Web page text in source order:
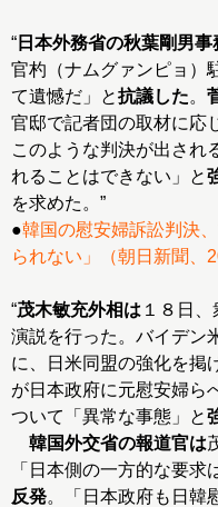
“ 日本外務省の秋葉剛男事
官杓（ナムグァンピョ）
て遺憾だ」と抗議した。
官邸で記者団の取材に応
このような判決が出され
れることはできない」と
を求めた。”
●韓国の慰安婦訴訟判決
られない」（朝日新聞、
“茂木敏充外相は １８日
演説を行った。バイデン
に、日米同盟の強化を掲
が日本政府に元慰安婦ら
ついて「異常な事態」と
韓国外交省の報道官は
「日本側の一方的な要求
反発。「日本政府も日韓